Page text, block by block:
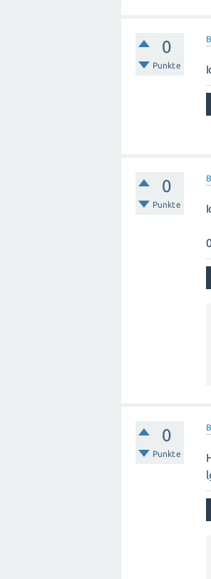
0
Punkte
0
Punkte
0
Punkte